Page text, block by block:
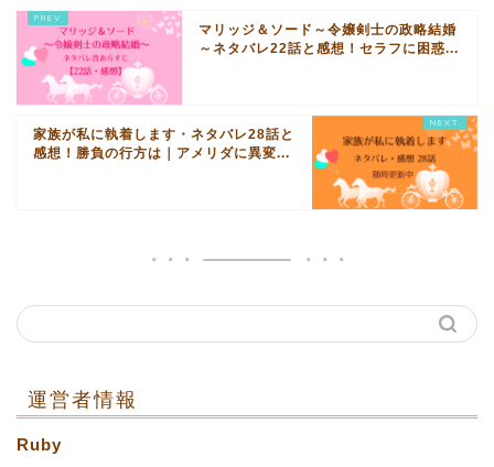
マリッジ＆ソード～令嬢剣士の政略結婚
～ネタバレ22話と感想！セラフに困惑...
家族が私に執着します・ネタバレ28話と
感想！勝負の行方は｜アメリダに異変...
運営者情報
Ruby